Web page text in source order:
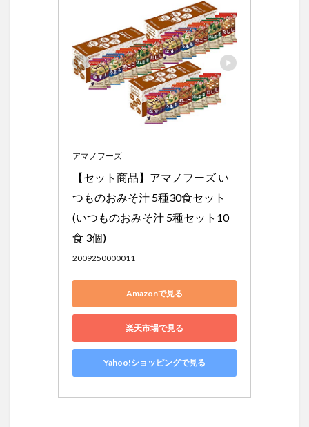
アマノフーズ
【セット商品】アマノフーズ い
つものおみそ汁 5種30食セット
(いつものおみそ汁 5種セット10
食 3個)
2009250000011
Amazonで見る
楽天市場で見る
Yahoo!ショッピングで見る